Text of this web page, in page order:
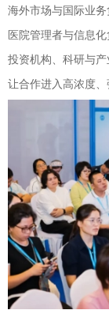
海外市场与国际业务
医院管理者与信息化
投资机构、科研与
让合作进入高浓度、